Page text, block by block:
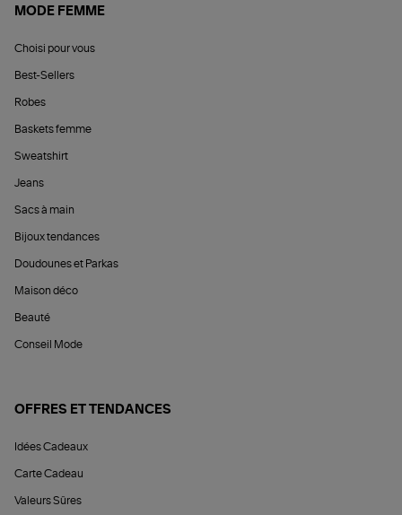
MODE FEMME
Choisi pour vous
Best-Sellers
Robes
Baskets femme
Sweatshirt
Jeans
Sacs à main
Bijoux tendances
Doudounes et Parkas
Maison déco
Beauté
Conseil Mode
OFFRES ET TENDANCES
Idées Cadeaux
Carte Cadeau
Valeurs Sûres